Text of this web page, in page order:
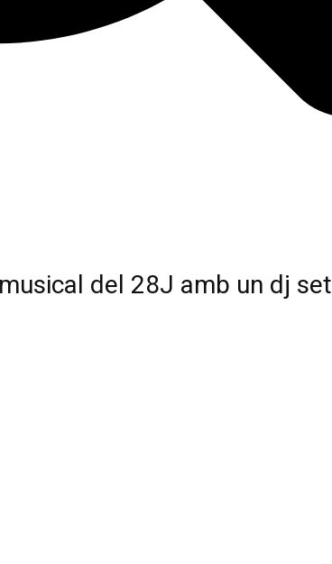
del 28J amb un dj set